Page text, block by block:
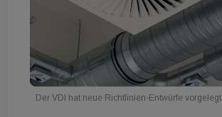
Der VDI hat neue Richtlinien-Entwürfe vorgelegt